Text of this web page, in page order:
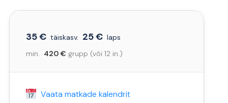
35 € täiskasv. 25 € laps
min. 420 € grupp (või 12 in.)
Vaata matkade kalendrit